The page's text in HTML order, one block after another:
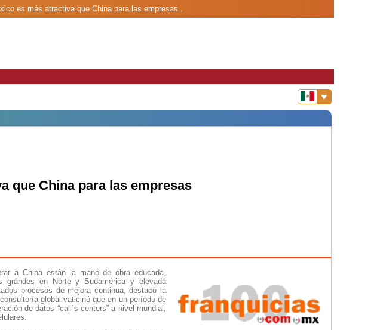
es más atractiva que China para las empresas .
que China para las empresas
a China están la mano de obra educada,
grandes en Norte y Sudamérica y elevada
procesos de mejora continua, destacó la
global vaticinó que en un período de
de datos “call´s centers” a nivel mundial,